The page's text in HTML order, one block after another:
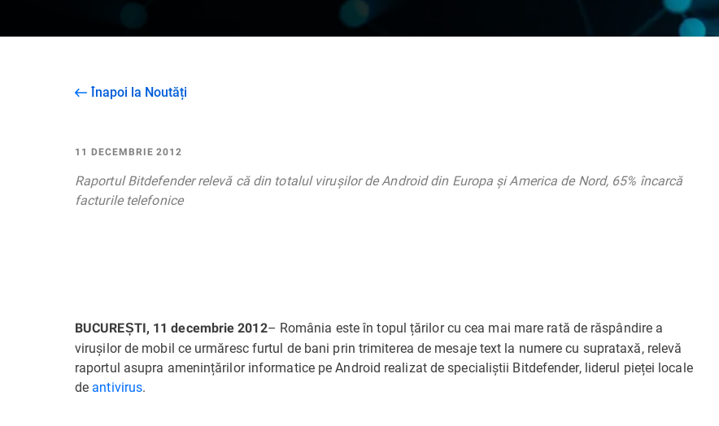
Înapoi la Noutăți
11 DECEMBRIE 2012
Raportul Bitdefender relevă că din totalul virușilor de Android din Europa și America de Nord, 65% încarcă
facturile telefonice
BUCUREȘTI, 11 decembrie 2012– România este în topul țărilor cu cea mai mare rată de răspândire a
virușilor de mobil ce urmăresc furtul de bani prin trimiterea de mesaje text la numere cu suprataxă, relevă
raportul asupra amenințărilor informatice pe Android realizat de specialiștii Bitdefender, liderul pieței locale
de antivirus.